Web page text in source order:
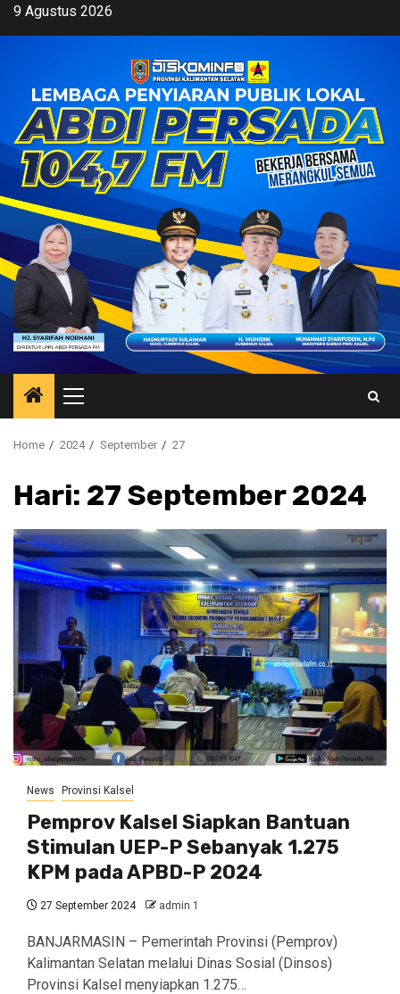
Skip9 Agustus 2026
Primary
Menu
Home 2024 September 27
Hari: 27 September 2024
News Provinsi Kalsel
Pemprov Kalsel Siapkan Bantuan
Stimulan UEP-P Sebanyak 1.275
KPM pada APBD-P 2024
27 September 2024 admin 1
BANJARMASIN – Pemerintah Provinsi (Pemprov)
Kalimantan Selatan melalui Dinas Sosial (Dinsos)
Provinsi Kalsel menyiapkan 1.275…